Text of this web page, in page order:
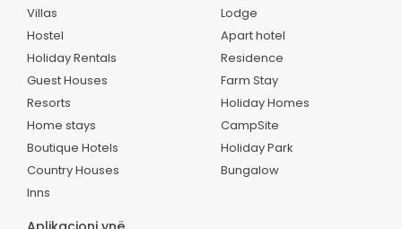
Villas
Hostel
Holiday Rentals
Guest Houses
Resorts
Home stays
Boutique Hotels
Country Houses
Inns
Lodge
Apart hotel
Residence
Farm Stay
Holiday Homes
CampSite
Holiday Park
Bungalow